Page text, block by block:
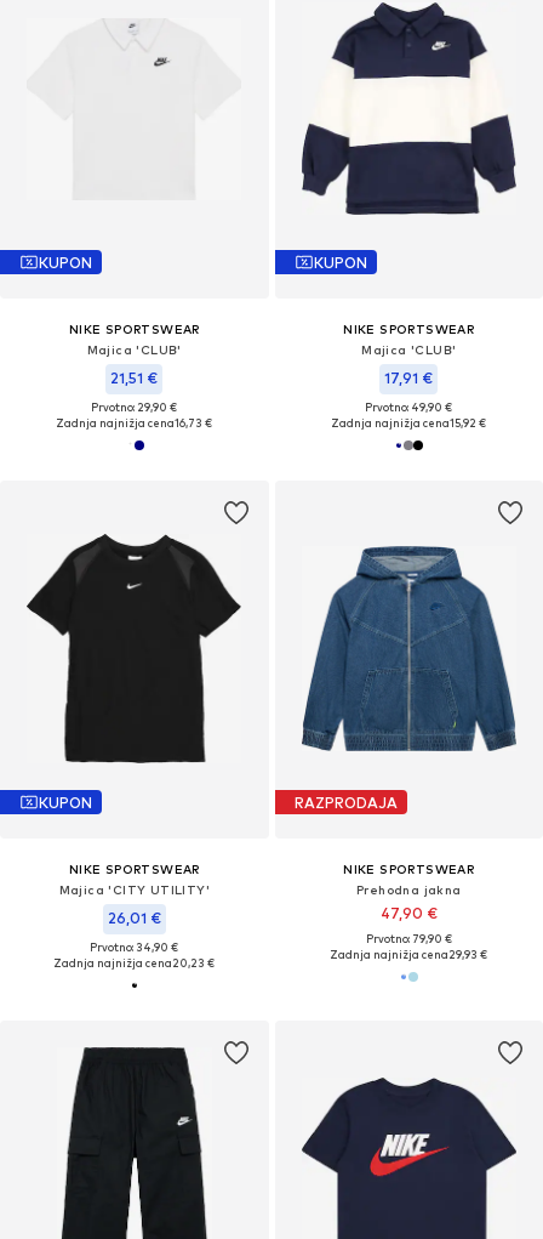
KUPON
NIKE SPORTSWEAR
Majica 'CLUB'
21,51 €
Prvotno: 29,90 €
Zadnja najnižja cena16,73 €
KUPON
NIKE SPORTSWEAR
Majica 'CLUB'
17,91 €
Prvotno: 49,90 €
Zadnja najnižja cena15,92 €
KUPON
NIKE SPORTSWEAR
Majica 'CITY UTILITY'
26,01 €
Prvotno: 34,90 €
Zadnja najnižja cena20,23 €
RAZPRODAJA
NIKE SPORTSWEAR
Prehodna jakna
47,90 €
Prvotno: 79,90 €
Zadnja najnižja cena29,93 €